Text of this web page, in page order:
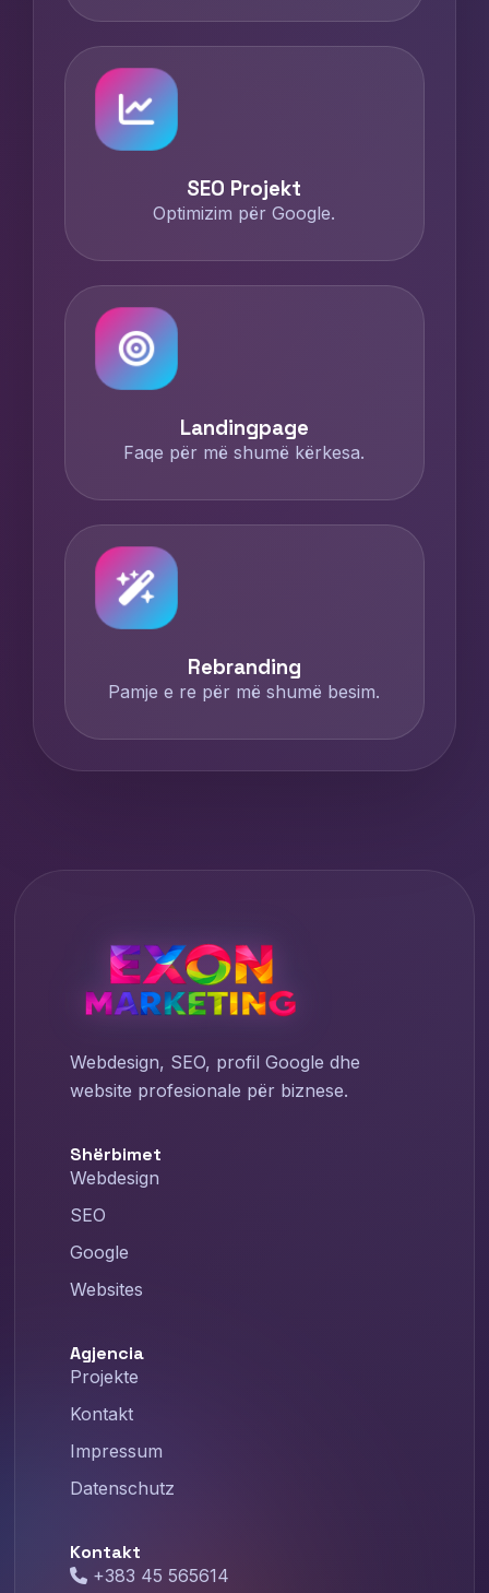
SEO Projekt
Optimizim për Google.
Landingpage
Faqe për më shumë kërkesa.
Rebranding
Pamje e re për më shumë besim.
Webdesign, SEO, profil Google dhe
website profesionale për biznese.
Shërbimet
Webdesign
SEO
Google
Websites
Agjencia
Projekte
Kontakt
Impressum
Datenschutz
Kontakt
+383 45 565614